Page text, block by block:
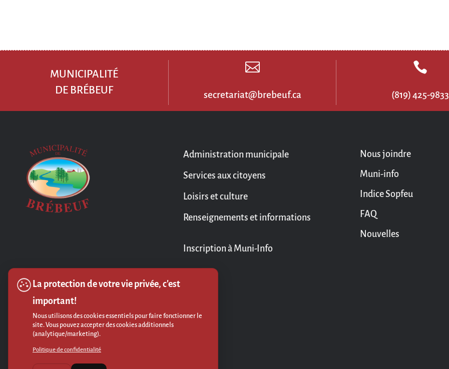
MUNICIPALITÉ
DE BRÉBEUF

secretariat@brebeuf.ca

(819) 425-9833
Administration municipale
Services aux citoyens
Loisirs et culture
Renseignements et informations
Inscription à Muni-Info
Nous joindre
Muni-info
Indice Sopfeu
FAQ
Nouvelles
La protection de votre vie privée, c'est
important!
Nous utilisons des cookies essentiels pour faire fonctionner le
site. Vous pouvez accepter des cookies additionnels
(analytique/marketing).
Politique de confidentialité